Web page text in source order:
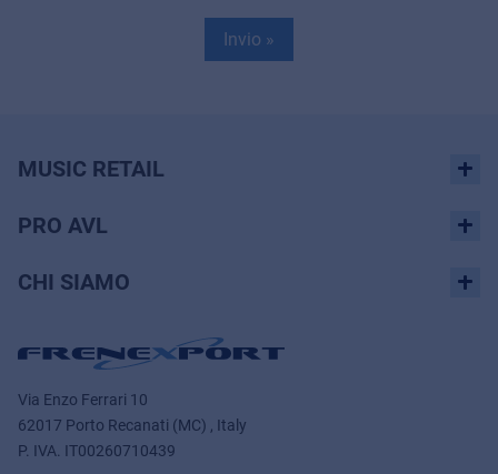
Invio »
MUSIC RETAIL
PRO AVL
CHI SIAMO
Via Enzo Ferrari 10
62017 Porto Recanati (MC) , Italy
P. IVA. IT00260710439